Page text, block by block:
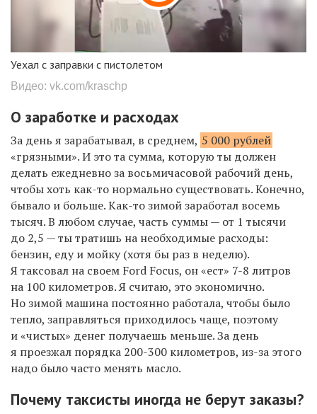
Уехал с заправки с пистолетом
Видео: vk.com/kraschp
О заработке и расходах
За день я зарабатывал, в среднем, 5 000 рублей
«грязными».И это та сумма, которую ты должен
делать ежедневно за восьмичасовой рабочий день,
чтобы хоть как-то нормально существовать.Конечно,
бывало и больше.Как-то зимой заработал восемь
тысяч.В любом случае, часть суммы — от 1 тысячи
до 2,5 — ты тратишь на необходимые расходы:
бензин, едуи мойку(хотя бы раз в неделю).
Я таксовал на своем Ford Focus, он «ест» 7-8 литров
на 100 километров.Я считаю, это экономично.
Но зимой машина постоянно работала, чтобы было
тепло, заправляться приходилось чаще, поэтому
и «чистых» денег получаешь меньше.За день
я проезжал порядка 200-300 километров, из-за этого
надо было часто менять масло.
Почему таксисты иногда не берут заказы?